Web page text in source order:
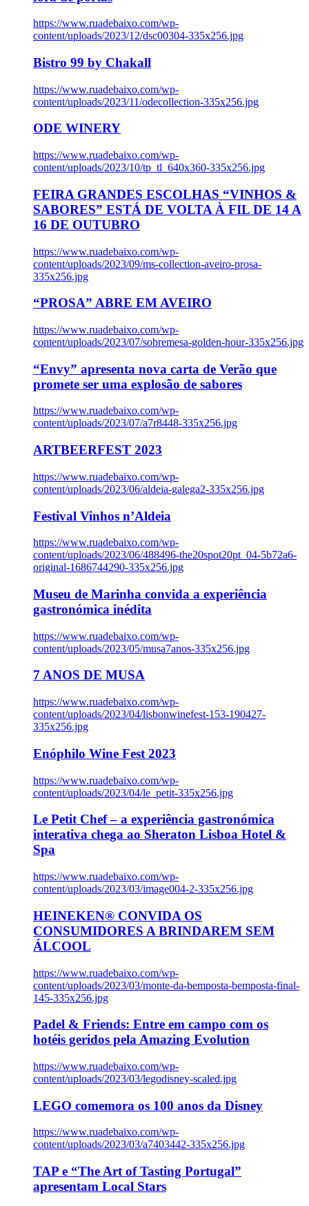
https://www.ruadebaixo.com/wp-
content/uploads/2023/12/dsc00304-335x256.jpg
Bistro 99 by Chakall
https://www.ruadebaixo.com/wp-
content/uploads/2023/11/odecollection-335x256.jpg
ODE WINERY
https://www.ruadebaixo.com/wp-
content/uploads/2023/10/tp_tl_640x360-335x256.jpg
FEIRA GRANDES ESCOLHAS “VINHOS &
SABORES” ESTÁ DE VOLTA À FIL DE 14 A
16 DE OUTUBRO
https://www.ruadebaixo.com/wp-
content/uploads/2023/09/ms-collection-aveiro-prosa-
335x256.jpg
“PROSA” ABRE EM AVEIRO
https://www.ruadebaixo.com/wp-
content/uploads/2023/07/sobremesa-golden-hour-335x256.jpg
“Envy” apresenta nova carta de Verão que
promete ser uma explosão de sabores
https://www.ruadebaixo.com/wp-
content/uploads/2023/07/a7r8448-335x256.jpg
ARTBEERFEST 2023
https://www.ruadebaixo.com/wp-
content/uploads/2023/06/aldeia-galega2-335x256.jpg
Festival Vinhos n’Aldeia
https://www.ruadebaixo.com/wp-
content/uploads/2023/06/488496-the20spot20pt_04-5b72a6-
original-1686744290-335x256.jpg
Museu de Marinha convida a experiência
gastronómica inédita
https://www.ruadebaixo.com/wp-
content/uploads/2023/05/musa7anos-335x256.jpg
7 ANOS DE MUSA
https://www.ruadebaixo.com/wp-
content/uploads/2023/04/lisbonwinefest-153-190427-
335x256.jpg
Enóphilo Wine Fest 2023
https://www.ruadebaixo.com/wp-
content/uploads/2023/04/le_petit-335x256.jpg
Le Petit Chef – a experiência gastronómica
interativa chega ao Sheraton Lisboa Hotel &
Spa
https://www.ruadebaixo.com/wp-
content/uploads/2023/03/image004-2-335x256.jpg
HEINEKEN® CONVIDA OS
CONSUMIDORES A BRINDAREM SEM
ÁLCOOL
https://www.ruadebaixo.com/wp-
content/uploads/2023/03/monte-da-bemposta-bemposta-final-
145-335x256.jpg
Padel & Friends: Entre em campo com os
hotéis geridos pela Amazing Evolution
https://www.ruadebaixo.com/wp-
content/uploads/2023/03/legodisney-scaled.jpg
LEGO comemora os 100 anos da Disney
https://www.ruadebaixo.com/wp-
content/uploads/2023/03/a7403442-335x256.jpg
TAP e “The Art of Tasting Portugal”
apresentam Local Stars